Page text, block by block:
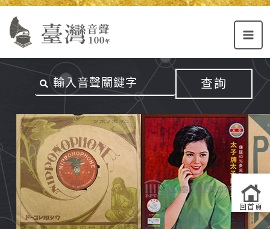
Alt+U：
選
Alt+C：
容
跳
內
查詢
回首頁